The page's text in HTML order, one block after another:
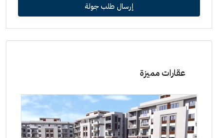
إرسال طلب جولة
عقارات مميزة